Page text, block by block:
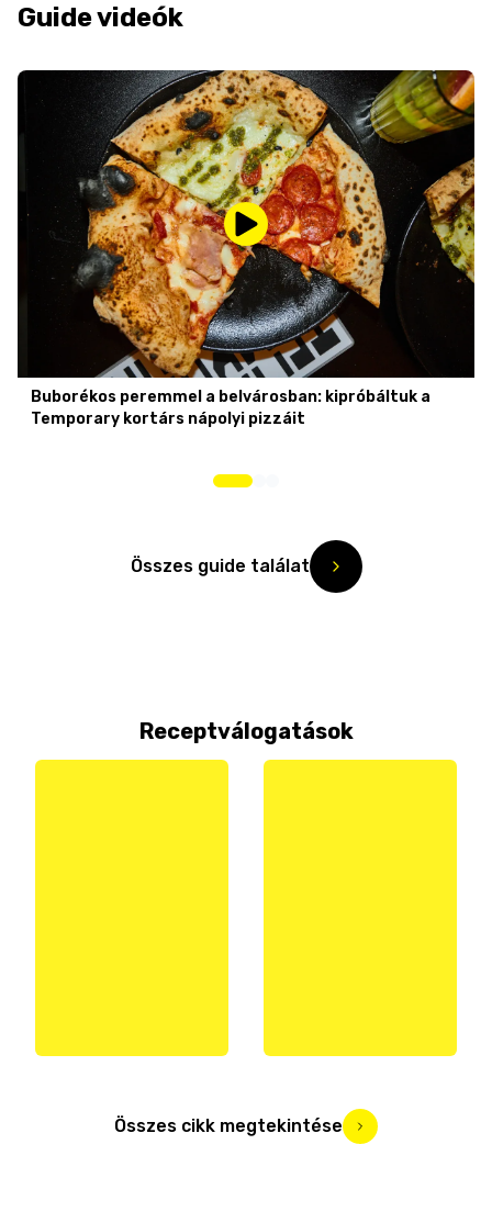
Guide videók
Buborékos peremmel a belvárosban: kipróbáltuk a
Temporary kortárs nápolyi pizzáit
Összes guide találat
Receptválogatások
Összes cikk megtekintése